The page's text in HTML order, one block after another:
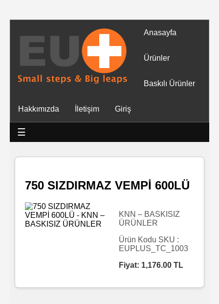
Anasayfa
Ürünler
Baskılı Ürünler
Hakkımızda İletişim Giriş
☰
Tüm
Ürünler
Mendiller
Baskılı
Islak
Mendil
750 SIZDIRMAZ VEMPİ 600LÜ
KNN – BASKISIZ
ÜRÜNLER
Ürün Kodu SKU :
EUPLUS_TC_1003
Fiyat: 1,176.00 TL